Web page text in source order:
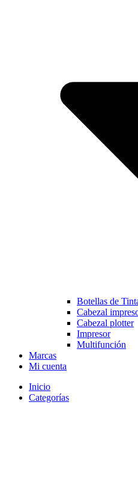
Botellas de
Cabezal
Cabezal plotter
Impresor
Multifunción
Marcas
Mi cuenta
Inicio
Categorías